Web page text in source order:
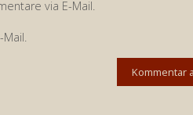
via E-Mail.